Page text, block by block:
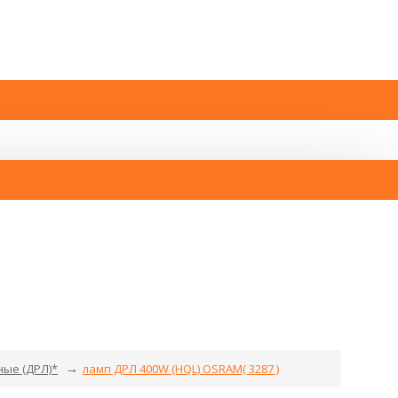
(ДРЛ)* ламп ДРЛ 400W (HQL) OSRAM( 3287 )